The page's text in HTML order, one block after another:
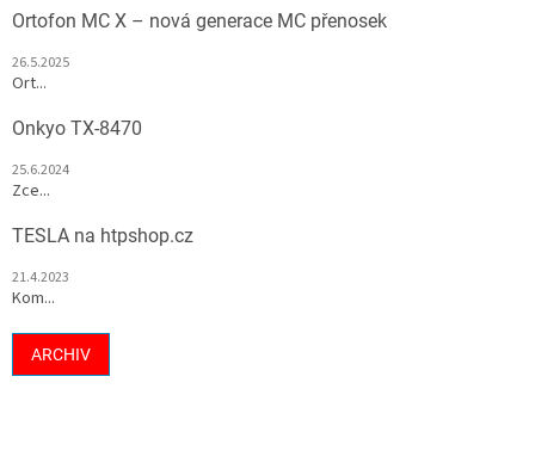
Ortofon MC X – nová generace MC přenosek
26.5.2025
Ort...
Onkyo TX-8470
25.6.2024
Zce...
TESLA na htpshop.cz
21.4.2023
Kom...
ARCHIV